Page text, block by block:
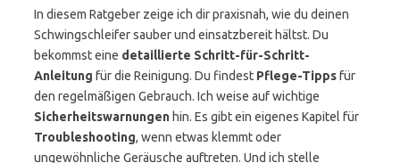
In diesem Ratgeber zeige ich dir praxisnah, wie du deinen
Schwingschleifer sauber und einsatzbereit hältst. Du
bekommst eine detaillierte Schritt-für-Schritt-
Anleitung für die Reinigung. Du findest Pflege-Tippsfür
den regelmäßigen Gebrauch. Ich weise auf wichtige
Sicherheitswarnungen hin. Es gibt ein eigenes Kapitel für
Troubleshooting, wenn etwas klemmt oder
ungewöhnliche Geräusche auftreten. Und ich stelle